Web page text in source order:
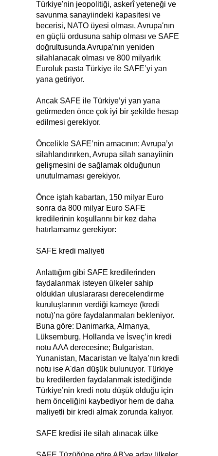
Türkiye'nin jeopolitiği, askerî yeteneği ve
savunma sanayiindeki kapasitesi ve
becerisi, NATO üyesi olması, Avrupa'nın
en güçlü ordusuna sahip olması ve SAFE
doğrultusunda Avrupa’nın yeniden
silahlanacak olması ve 800 milyarlık
Euroluk pasta Türkiye ile SAFE’yi yan
yana getiriyor.
Ancak SAFE ile Türkiye’yi yan yana
getirmeden önce çok iyi bir şekilde hesap
edilmesi gerekiyor.
Öncelikle SAFE’nin amacının; Avrupa’yı
silahlandırırken, Avrupa silah sanayiinin
gelişmesini de sağlamak olduğunun
unutulmaması gerekiyor.
Önce iştah kabartan, 150 milyar Euro
sonra da 800 milyar Euro SAFE
kredilerinin koşullarını bir kez daha
hatırlamamız gerekiyor:
SAFE kredi maliyeti
Anlattığım gibi SAFE kredilerinden
faydalanmak isteyen ülkeler sahip
oldukları uluslararası derecelendirme
kuruluşlarının verdiği karneye (kredi
notu)’na göre faydalanmaları bekleniyor.
Buna göre: Danimarka, Almanya,
Lüksemburg, Hollanda ve İsveç’in kredi
notu AAA derecesine; Bulgaristan,
Yunanistan, Macaristan ve İtalya’nın kredi
notu ise A'dan düşük bulunuyor. Türkiye
bu kredilerden faydalanmak istediğinde
Türkiye’nin kredi notu düşük olduğu için
hem önceliğini kaybediyor hem de daha
maliyetli bir kredi almak zorunda kalıyor.
SAFE kredisi ile silah alınacak ülke